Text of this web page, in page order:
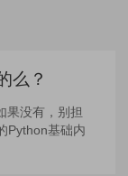
么？
果没有，别担
Python基础内